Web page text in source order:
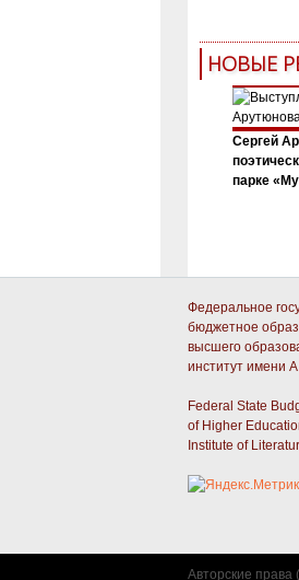
НОВЫЕ
Сергей
парке
Федеральное
бюджетное
высшего
институт имени
Federal State
of Higher
Institute of
Авторские права